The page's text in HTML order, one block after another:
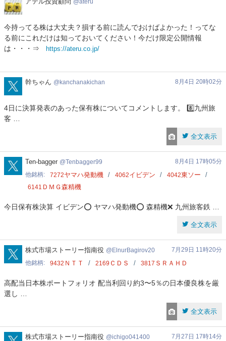
投
資
顧
ateru
今持ってる株は大丈夫？損する前に読んでおけばよかった！ってな
る前にこれだけは知っておいてください！今だけ限定公開情報
は・・・⇒
https://ateru.co.jp/
kanchanakichan
幹ちゃん kanchanakichan 8月4日 20時02分
4日に決算発表のあった保有株についてコメントします。 8️⃣九州旅
客 …
全文表示
Tenbagger99
Ten-bagger Tenbagger99
8月4日 17時05分
他銘柄
7272ヤマハ発動機 4062イビデン 4042東ソー
6141 ＤＭＧ森精機
今日保有株決算 イビデン⭕️ ヤマハ発動機⭕️ 森精機❌ 九州旅客鉄 …
全文表示
ElnurBagirov20
株式市場ストーリー指南役 ElnurBagirov20
7月29日 11時20分
他銘柄
9432 ＮＴＴ 2169 ＣＤＳ 3817 ＳＲＡＨＤ
高配当日本株ポートフォリオ 配当利回り約3〜5％の日本優良株を厳
選し …
全文表示
ichigo041400
株式市場ストーリー指南役 ichigo041400
7月27日 17時14分